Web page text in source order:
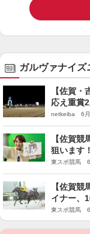
ガルヴァナイズ
【佐賀
応え重賞
netkeiba 6月
【佐賀
狙います
東スポ競馬
【佐賀
イナー、
東スポ競馬